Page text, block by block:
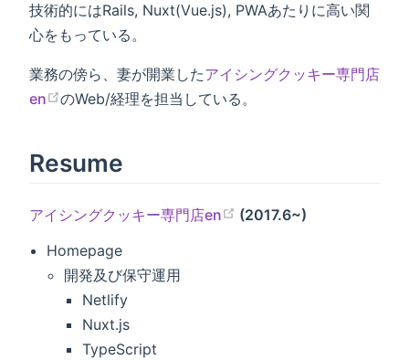
技術的にはRails, Nuxt(Vue.js), PWAあたりに高い関
心をもっている。
業務の傍ら、妻が開業したアイシングクッキー専門店
en
のWeb/経理を担当している。
Resume
アイシングクッキー専門店en
(2017.6~)
Homepage
開発及び保守運用
Netlify
Nuxt.js
TypeScript